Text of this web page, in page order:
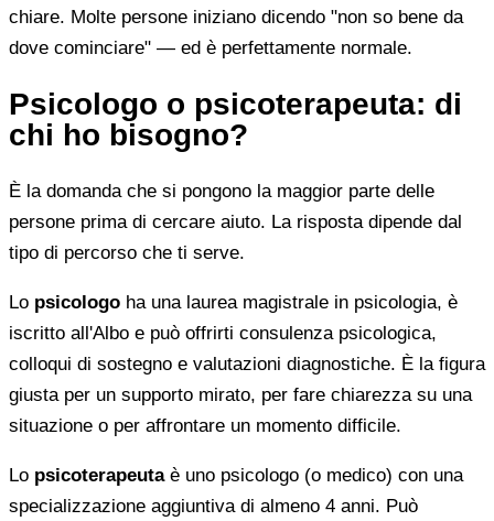
chiare. Molte persone iniziano dicendo "non so bene da
dove cominciare" — ed è perfettamente normale.
Psicologo o psicoterapeuta: di
chi ho bisogno?
È la domanda che si pongono la maggior parte delle
persone prima di cercare aiuto. La risposta dipende dal
tipo di percorso che ti serve.
Lo psicologo ha una laurea magistrale in psicologia, è
iscritto all'Albo e può offrirti consulenza psicologica,
colloqui di sostegno e valutazioni diagnostiche. È la figura
giusta per un supporto mirato, per fare chiarezza su una
situazione o per affrontare un momento difficile.
Lo psicoterapeutaè uno psicologo (o medico) con una
specializzazione aggiuntiva di almeno 4 anni. Può